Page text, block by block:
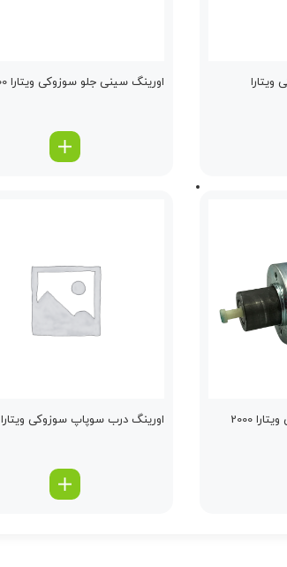
ویتارا اورینگ سینی جلو سوزوکی ویتارا 2400
2000 اورینگ درب سوپاپ سوزوکی ویتارا